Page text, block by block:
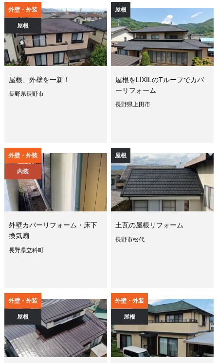
外壁・外装
屋根
屋根、外壁を一新！
長野県長野市
屋根
屋根をLIXILのTルーフでカバ
ーリフォーム
長野県上田市
外壁・外装
内装
外壁カバーリフォーム・床下
換気扇
長野県立科町
屋根
土瓦の屋根リフォーム
長野市松代
外壁・外装
屋根
外壁・外装
屋根